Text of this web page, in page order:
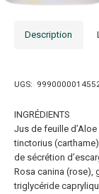
Description
UGS:
INGRÉDIENTS
Jus de feuille
tinctorius
de sécrétion
Rosa canina (rose),
triglycéride